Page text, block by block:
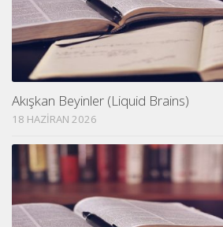
Akışkan Beyinler (Liquid Brains)
18 HAZIRAN 2026